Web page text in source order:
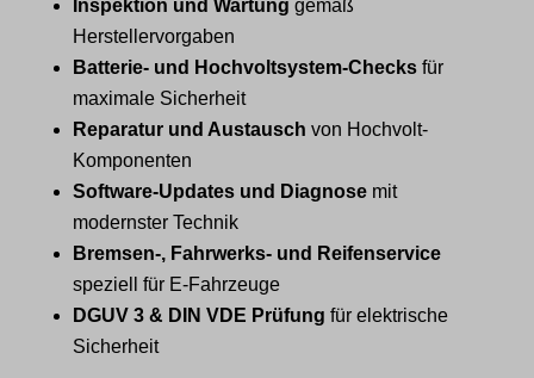
Inspektion und Wartung gemäß
Herstellervorgaben
Batterie- und Hochvoltsystem-Checksfür
maximale Sicherheit
Reparatur und Austausch von Hochvolt-
Komponenten
Software-Updates und Diagnosemit
modernster Technik
Bremsen-, Fahrwerks- und Reifenservice
speziell für E-Fahrzeuge
DGUV 3 & DIN VDE Prüfung für elektrische
Sicherheit